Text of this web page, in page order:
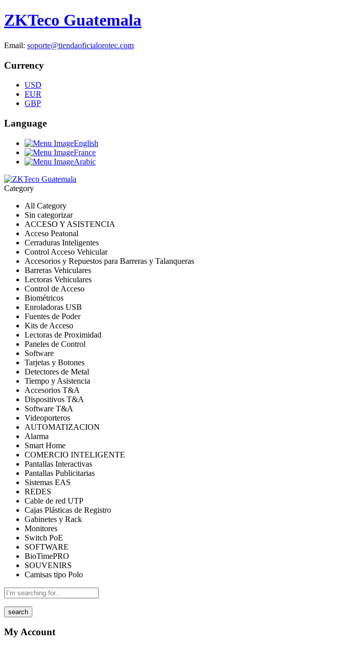
ZKTeco Guatemala
Email: soporte@tiendaoficialorotec.com
Currency
USD
EUR
GBP
Language
English
France
Arabic
Category
All Category
Sin categorizar
ACCESO Y ASISTENCIA
Acceso Peatonal
Cerraduras Inteligentes
Control Acceso Vehicular
Accesorios y Repuestos para Barreras y Talanqueras
Barreras Vehiculares
Lectoras Vehiculares
Control de Acceso
Biométricos
Enroladoras USB
Fuentes de Poder
Kits de Acceso
Lectoras de Proximidad
Paneles de Control
Software
Tarjetas y Botones
Detectores de Metal
Tiempo y Asistencia
Accesorios T&A
Dispositivos T&A
Software T&A
Videoporteros
AUTOMATIZACION
Alarma
Smart Home
COMERCIO INTELIGENTE
Pantallas Interactivas
Pantallas Publicitarias
Sistemas EAS
REDES
Cable de red UTP
Cajas Plásticas de Registro
Gabinetes y Rack
Monitores
Switch PoE
SOFTWARE
BioTimePRO
SOUVENIRS
Camisas tipo Polo
search
My Account